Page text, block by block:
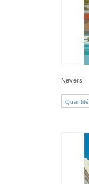
Nevers
Quantité